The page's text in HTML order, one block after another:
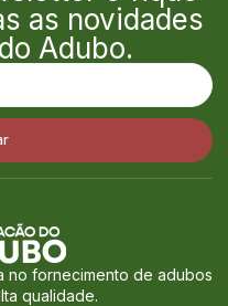
as novidades
Adubo.
no fornecimento de adubos
qualidade.